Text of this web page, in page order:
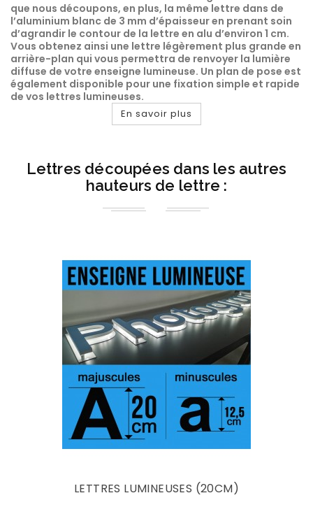
que nous découpons, en plus, la même lettre dans de
l’aluminium blanc de 3 mm d’épaisseur en prenant soin
d’agrandir le contour de la lettre en alu d’environ 1 cm.
Vous obtenez ainsi une lettre légèrement plus grande en
arrière-plan qui vous permettra de renvoyer la lumière
diffuse de votre enseigne lumineuse. Un plan de pose est
également disponible pour une fixation simple et rapide
de vos lettres lumineuses.
En savoir plus
Lettres découpées dans les autres
hauteurs de lettre :
LETTRES LUMINEUSES (20CM)